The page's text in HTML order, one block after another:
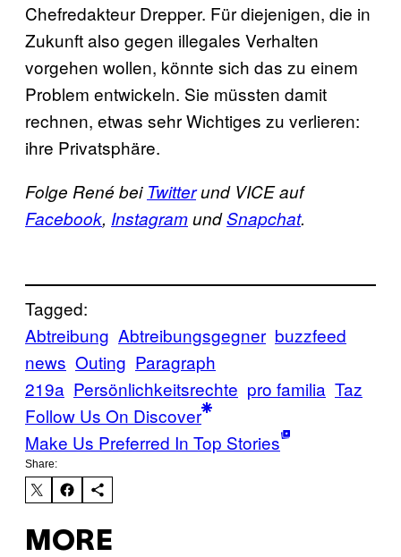
Chefredakteur Drepper. Für diejenigen, die in
Zukunft also gegen illegales Verhalten
vorgehen wollen, könnte sich das zu einem
Problem entwickeln. Sie müssten damit
rechnen, etwas sehr Wichtiges zu verlieren:
ihre Privatsphäre.
Folge René bei Twitterund VICE auf
Facebook, InstagramundSnapchat.
Tagged:
Abtreibung Abtreibungsgegner buzzfeed
news Outing Paragraph
219a Persönlichkeitsrechte pro familia Taz
Follow Us On Discover
Make Us Preferred In Top Stories
Share:
MORE